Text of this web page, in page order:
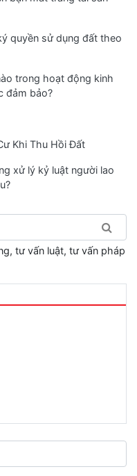
quyền sử dụng đất theo
trong hoạt động kinh
đảm bảo?
Khi Thu Hồi Đất
xử lý kỷ luật người lao
tư vấn luật, tư vấn pháp